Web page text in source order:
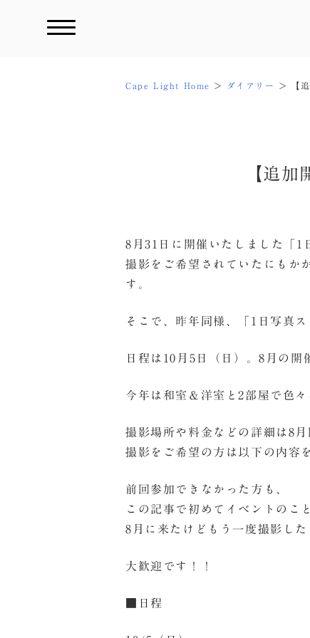
Cape Light Home ダイアリー 【
【追
8月31日に開催いたしました「1
撮影をご希望されていたにもか
す。
そこで、昨年同様、「1日写真
日程は10月5日（日）。8月の開
今年は和室＆洋室と2部屋で色
撮影場所や料金などの詳細は8月
撮影をご希望の方は以下の内容
前回参加できなかった方も、
この記事で初めてイベントのこ
8月に来たけどもう一度撮影した
大歓迎です！！
■日程